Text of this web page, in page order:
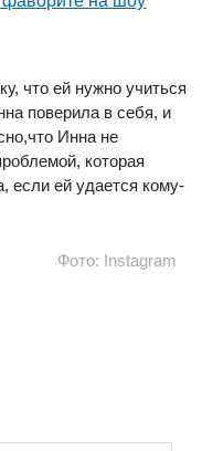
что ей нужно учиться
поверила в себя, и
Инна не
которая
если ей удается кому-
Фото: Instagram